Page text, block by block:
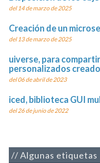
del 14 de marzo de 2025
Creación de un
del 13 de marzo de 2025
uiverse, para
personalizados
del 06 de abril de 2023
iced, biblioteca GUI
del 26 de junio de 2022
Algunas etiquetas